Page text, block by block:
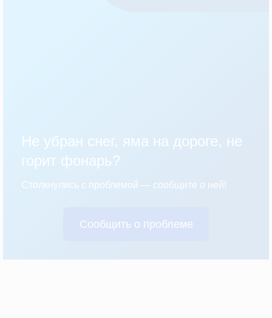
Не убран снег, яма на дороге, не
горит фонарь?
Столкнулись с проблемой — сообщите о ней!
Сообщить о проблеме